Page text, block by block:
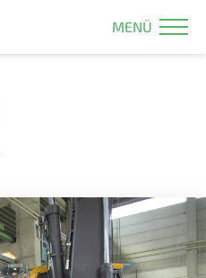
MENÜ